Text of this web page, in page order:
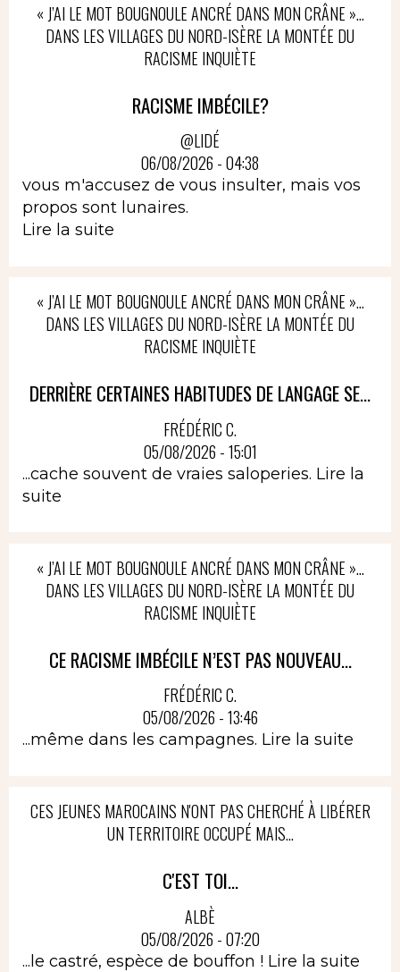
« J’AI LE MOT BOUGNOULE ANCRÉ DANS MON CRÂNE »…
DANS LES VILLAGES DU NORD-ISÈRE LA MONTÉE DU
RACISME INQUIÈTE
RACISME IMBÉCILE?
@LIDÉ
06/08/2026 - 04:38
vous m'accusez de vous insulter, mais vos
propos sont lunaires.
Lire la suite
« J’AI LE MOT BOUGNOULE ANCRÉ DANS MON CRÂNE »…
DANS LES VILLAGES DU NORD-ISÈRE LA MONTÉE DU
RACISME INQUIÈTE
DERRIÈRE CERTAINES HABITUDES DE LANGAGE SE...
FRÉDÉRIC C.
05/08/2026 - 15:01
...cache souvent de vraies saloperies. Lire la
suite
« J’AI LE MOT BOUGNOULE ANCRÉ DANS MON CRÂNE »…
DANS LES VILLAGES DU NORD-ISÈRE LA MONTÉE DU
RACISME INQUIÈTE
CE RACISME IMBÉCILE N’EST PAS NOUVEAU...
FRÉDÉRIC C.
05/08/2026 - 13:46
...même dans les campagnes. Lire la suite
CES JEUNES MAROCAINS N'ONT PAS CHERCHÉ À LIBÉRER
UN TERRITOIRE OCCUPÉ MAIS...
C'EST TOI...
ALBÈ
05/08/2026 - 07:20
...le castré, espèce de bouffon ! Lire la suite